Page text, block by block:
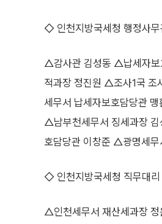
◇ 인천지방국세청 행정사무
△감사관 김성동 △납세자
적과장 정진원 △조사1국
세무서 납세자보호담당관
△남부천세무서 징세과장
호담당관 이창준 △광명세무
◇ 인천지방국세청 직무대리
△인천세무서 재산세과장